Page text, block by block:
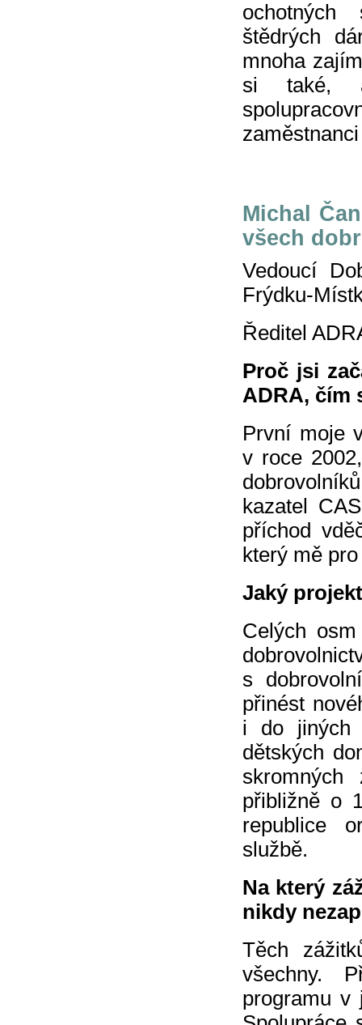
ochotných
štědrých
mnoha
si také,
Michal
všech
Vedoucí
Frýdku-
Ředitel
Proč jsi
ADRA, čím
První moje
v roce
kazatel
příchod
který mě
Jaký
Celých
s
přinést
i do jiných
dětských
skromných
přibližně o
republice
službě.
Na který
nikdy
Těch
všechny.
programu v